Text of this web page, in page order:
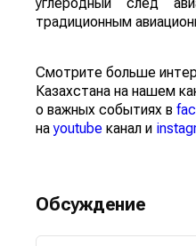
традиционным
Смотрите больше
Казахстана на нашем
о важных событиях в
наyoutube канал и
Обсуждение